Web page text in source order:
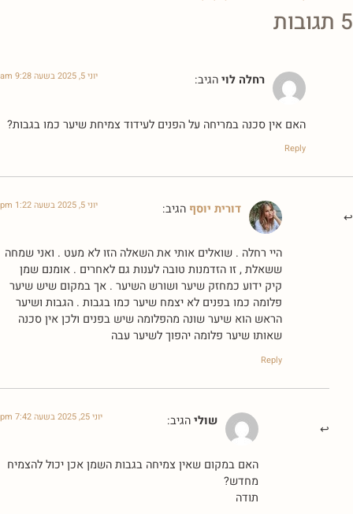
5 תגובות
רחלה לויהגיב: יוני 5, 2025 בשעה 9:28 am
האם אין סכנה במריחה על הפנים לעידוד צמיחת שיער כמו בגבות?
Reply
דורית יוסף הגיב: יוני 5, 2025 בשעה 1:22 pm
היי רחלה . שואלים אותי את השאלה הזו לא מעט . ואני שמחה
ששאלת , זו הזדמנות טובה לענות גם לאחרים . אומנם שמן
קיק ידוע כמחזק שיער ושורש השיער . אך במקום שיש שיער
פלומה כמו בפנים לא יצמח שיער כמו בגבות . הגבות ושיער
הראש הוא שיער שונה מהפלומה שיש בפנים ולכן אין סכנה
שאותו שיער פלומה יהפוך לשיער עבה
Reply
שוליהגיב: יוני 25, 2025 בשעה 7:42 pm
האם במקום שאין צמיחה בגבות השמן אכן יכול להצמיח
מחדש?
תודה